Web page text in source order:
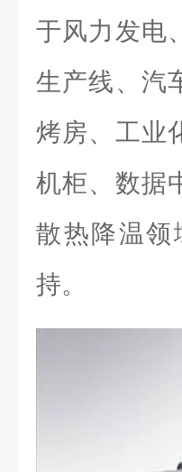
于风力发电
生产线、汽
烤房、工业
机柜、数据
散热降温领
持。